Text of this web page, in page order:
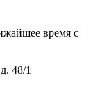
время с
48/1